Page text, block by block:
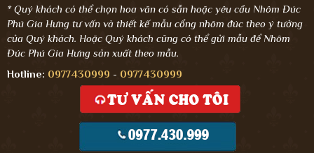
* Quý khách có thể chọn hoa văn có sẵn hoặc yêu cầu Nhôm Đúc
Phú Gia Hưng tư vấn và thiết kế mẫu cổng nhôm đúc theo ý tưởng
của Quý khách. Hoặc Quý khách cũng có thể gửi mẫu để Nhôm
Đúc Phú Gia Hưng sản xuất theo mẫu.
Hotline: 0977430999 - 0977430999